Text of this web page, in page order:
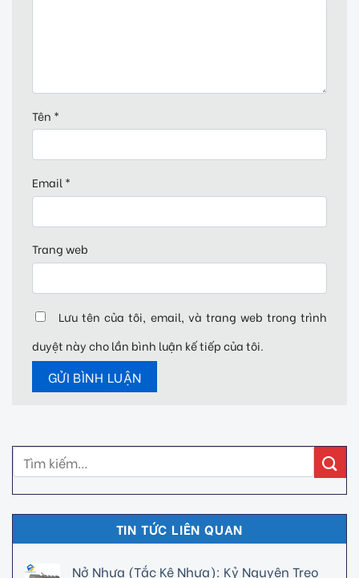
Tên *
Email *
Trang web
Lưu tên của tôi, email, và trang web trong trình
duyệt này cho lần bình luận kế tiếp của tôi.
TIN TỨC LIÊN QUAN
Nở Nhựa (Tắc Kê Nhựa): Kỷ Nguyên Treo